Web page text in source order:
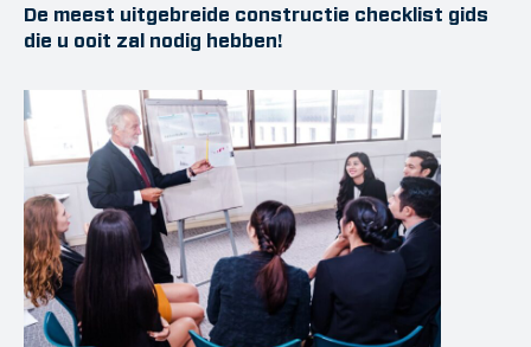
De meest uitgebreide constructie checklist gids
die u ooit zal nodig hebben!